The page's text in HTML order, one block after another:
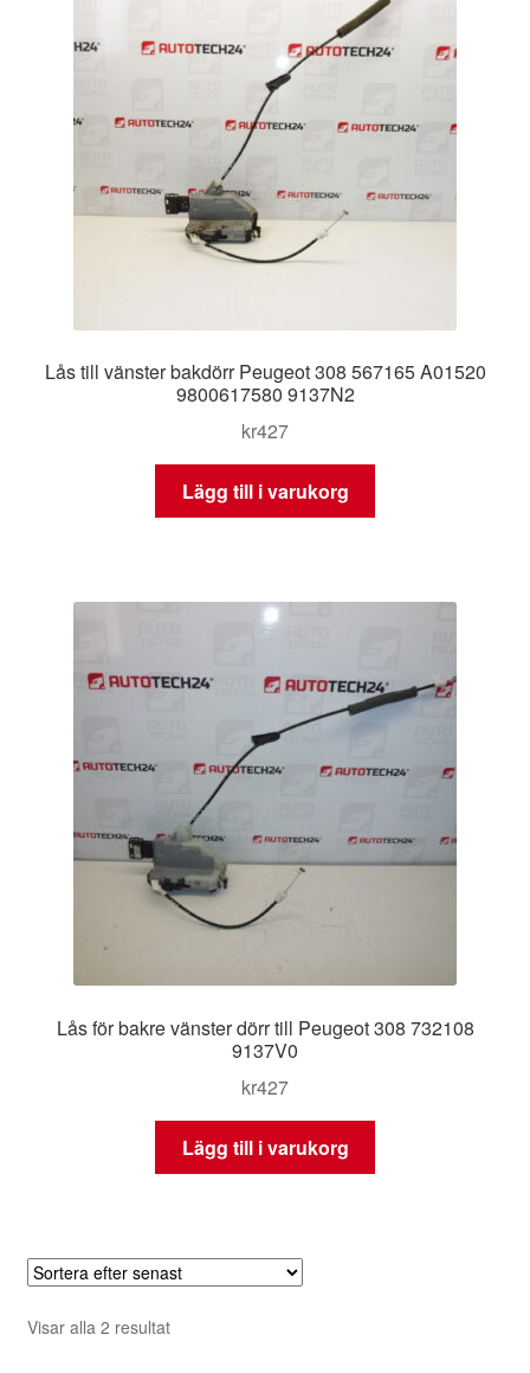
Lås till vänster bakdörr Peugeot 308 567165 A01520
9800617580 9137N2
kr427
Lägg till i varukorg
Lås för bakre vänster dörr till Peugeot 308 732108
9137V0
kr427
Lägg till i varukorg
Visar alla 2 resultatSortera